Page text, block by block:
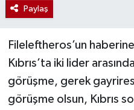
Paylaş
Fileleftheros’un
Kıbrıs’ta iki lider
görüşme, gerek
görüşme olsun, Kıbrıs